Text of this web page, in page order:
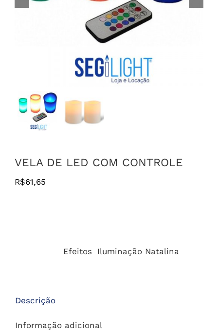
VELA DE LED COM CONTROLE
R$61,65
Efeitos Iluminação Natalina
Descrição
Informação adicional